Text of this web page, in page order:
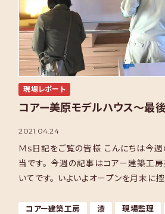
現場レポート
コアー美原モデルハウス～最
2021.04.24
Ms日記をご覧の皆様 こんにちは今
当です。 今週の記事はコアー建築工
いてです。 いよいよオープンを月末に
コアー建築工房 漆 現場監理